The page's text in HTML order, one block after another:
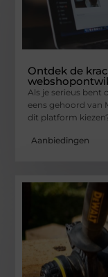
Ontdek de
Als je serieus bent
eens gehoord van
dit platform
Aanbiedingen